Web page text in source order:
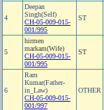
4
Deepan
Singh(Self)
CH-05-009-015-
001/995
ST
5
hirmen
markam(Wife)
CH-05-009-015-
001/995
ST
6
Ram
Kumar(Father-
in_Law)
CH-05-009-015-
001/997
OTHER